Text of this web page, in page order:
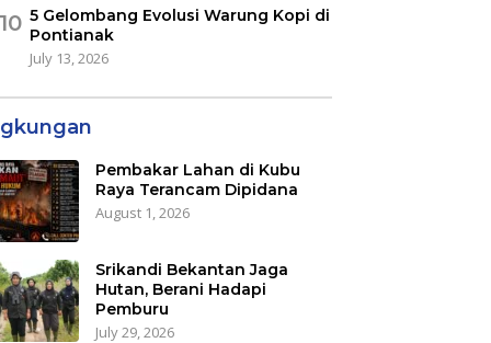
5 Gelombang Evolusi Warung Kopi di
Pontianak
July 13, 2026
Pembakar Lahan di Kubu
Raya Terancam Dipidana
August 1, 2026
Srikandi Bekantan Jaga
Hutan, Berani Hadapi
Pemburu
July 29, 2026